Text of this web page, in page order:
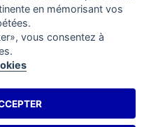
en mémorisant vos
vous consentez à